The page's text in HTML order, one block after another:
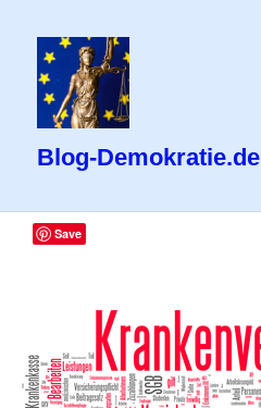
Blog-Demokratie.de
Save